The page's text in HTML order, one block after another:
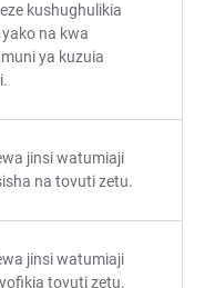
kushughulikia
na kwa
ya kuzuia
jinsi watumiaji
na tovuti zetu.
jinsi watumiaji
tovuti zetu.